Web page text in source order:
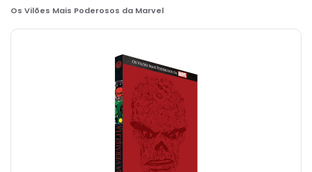
Os Vilões Mais Poderosos da Marvel